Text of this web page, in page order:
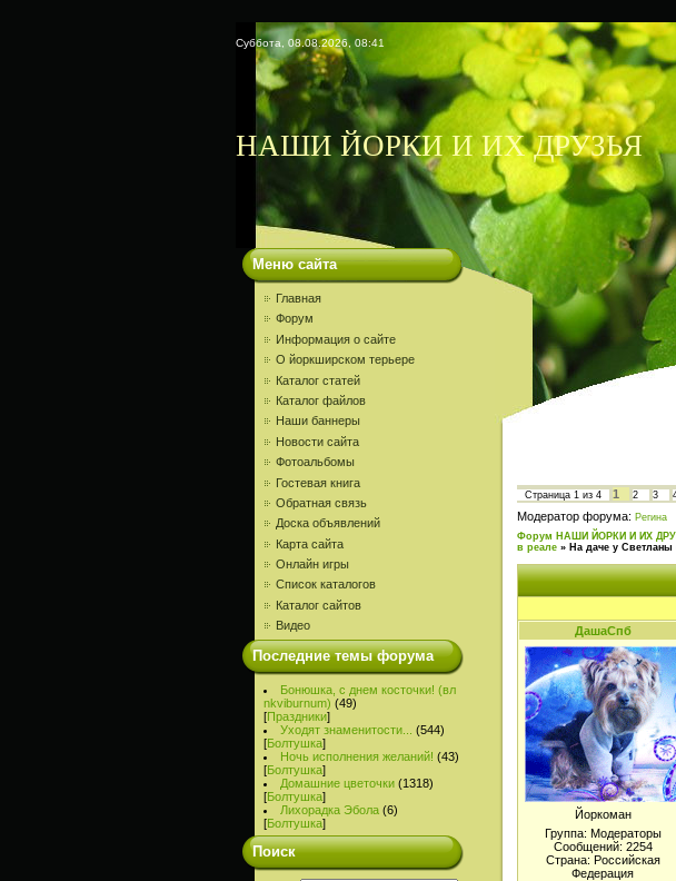
Суббота, 08.08.2026, 08:41
НАШИ ЙОРКИ И ИХ ДРУЗЬЯ
Меню сайта
Главная
Форум
Информация о сайте
О йоркширском терьере
Каталог статей
Каталог файлов
Наши баннеры
Новости сайта
Фотоальбомы
Гостевая книга
Обратная связь
Доска объявлений
Карта сайта
Онлайн игры
Список каталогов
Каталог сайтов
Видео
Последние темы форума
Бонюшка, с днем косточки! (вл
nkviburnum) (49)
[Праздники]
Уходят знаменитости...
(544)
[Болтушка]
Ночь исполнения желаний! (43)
[Болтушка]
Домашние цветочки (1318)
[Болтушка]
Лихорадка Эбола (6)
[Болтушка]
Поиск
Страница 1 из 4 1 2 3
Модератор форума: Регина
Форум НАШИ ЙОРКИ И ИХ
в реале » На даче у Светланы
ДашаСпб
Йоркоман
Группа: Модераторы
Сообщений: 2254
Страна: Российская
Федерация